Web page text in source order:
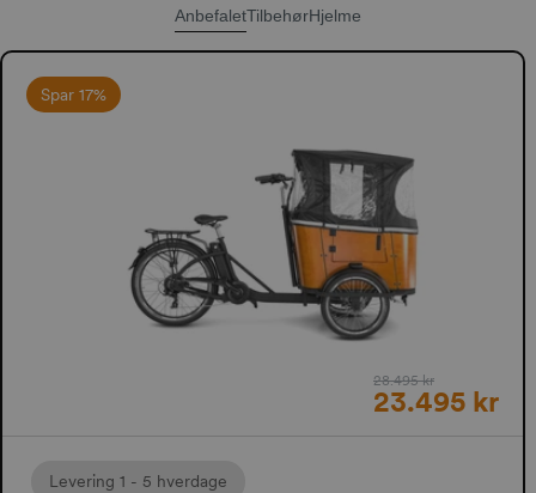
AnbefaletTilbehørHjelme
Spar 17%
28.495 kr
23.495 kr
Levering 1 - 5 hverdage